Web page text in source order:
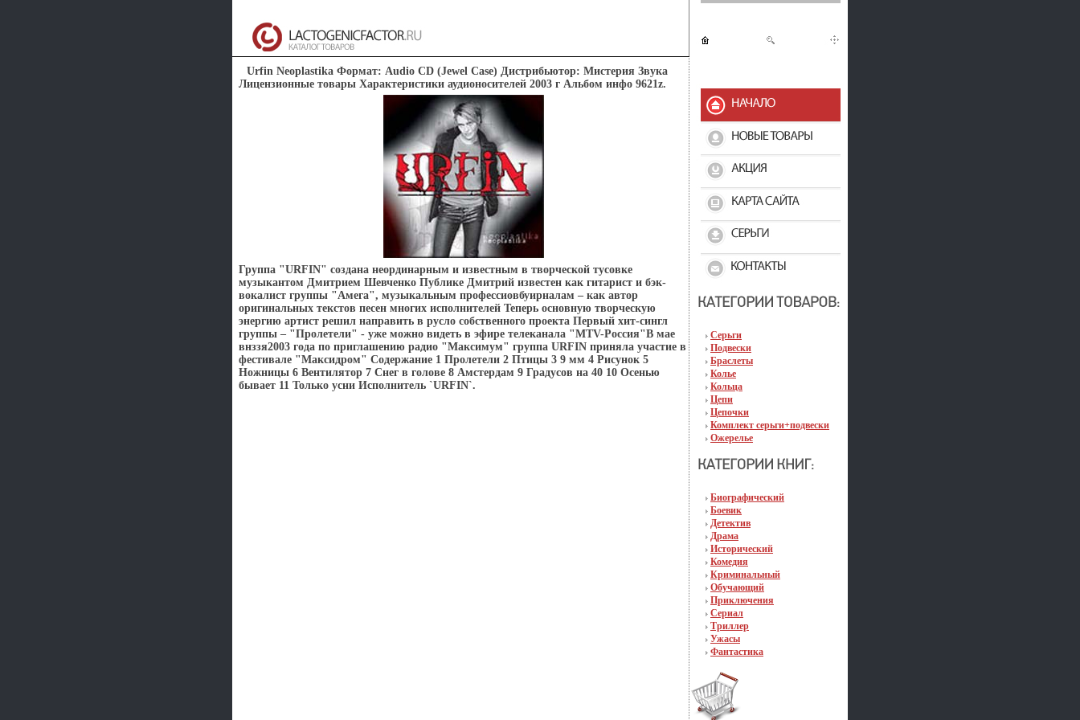
Серьги
Подвески
Браслеты
Колье
Кольца
Цепи
Цепочки
Комплект серьги+подвески
Ожерелье
Биографический
Боевик
Детектив
Драма
Исторический
Комедия
Криминальный
Обучающий
Приключения
Сериал
Триллер
Ужасы
Фантастика
Urfin Neoplastika Формат: Audio CD (Jewel Case) Дистрибьютор: Мистерия Звука
Лицензионные товары Характеристики аудионосителей 2003 г Альбом инфо 9621z.
Группа "URFIN" создана неординарным и известным в творческой тусовке
музыкантом Дмитрием Шевченко Публике Дмитрий известен как гитарист и бэк-
вокалист группы "Амега", музыкальным профессиовбуирналам – как автор
оригинальных текстов песен многих исполнителей Теперь основную творческую
энергию артист решил направить в русло собственного проекта Первый хит-сингл
группы – "Пролетели" - уже можно видеть в эфире телеканала "MTV-Россия"В мае
внззя2003 года по приглашению радио "Максимум" группа URFIN приняла участие в
фестивале "Максидром" Содержание 1 Пролетели 2 Птицы 3 9 мм 4 Рисунок 5
Ножницы 6 Вентилятор 7 Снег в голове 8 Амстердам 9 Градусов на 40 10 Осенью
бывает 11 Только усни Исполнитель `URFIN`.